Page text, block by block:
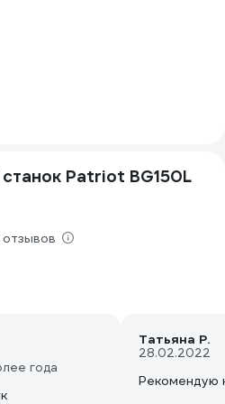
Patriot BG150L
года
Татьяна Р.
28.02.2022
Рекомендую